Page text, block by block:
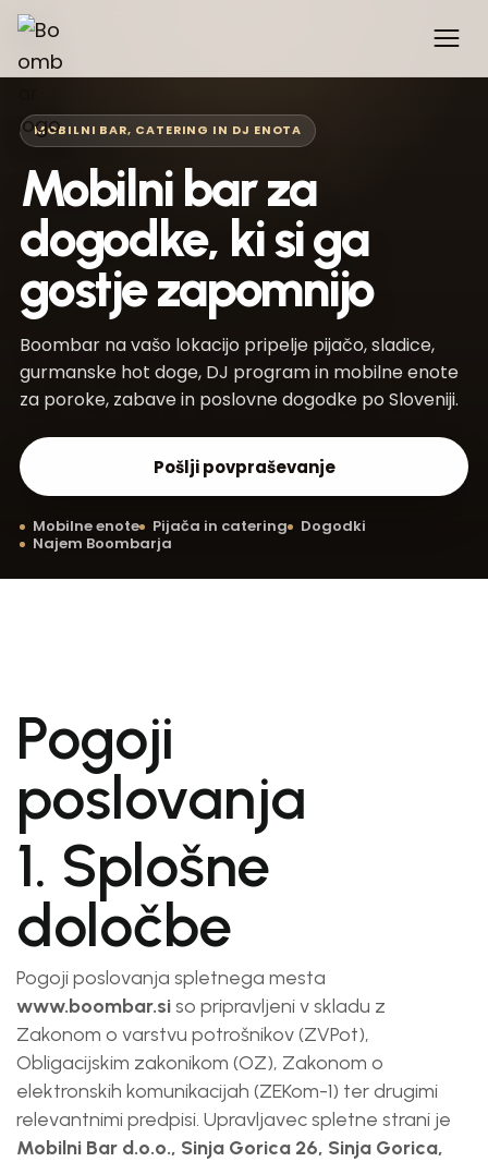
MOBILNI BAR, CATERING IN DJ ENOTA
Mobilni bar za
dogodke, ki si ga
gostje zapomnijo
Boombar na vašo lokacijo pripelje pijačo, sladice,
gurmanske hot doge, DJ program in mobilne enote
za poroke, zabave in poslovne dogodke po Sloveniji.
Pošlji povpraševanje
Mobilne enote Pijača in catering
Dogodki
Najem Boombarja
Pogoji
poslovanja
1. Splošne
določbe
Pogoji poslovanja spletnega mesta
www.boombar.siso pripravljeni v skladu z
Zakonom o varstvu potrošnikov (ZVPot),
Obligacijskim zakonikom (OZ), Zakonom o
elektronskih komunikacijah (ZEKom-1) ter drugimi
relevantnimi predpisi. Upravljavec spletne strani je
Mobilni Bar d.o.o., Sinja Gorica 26, Sinja Gorica,